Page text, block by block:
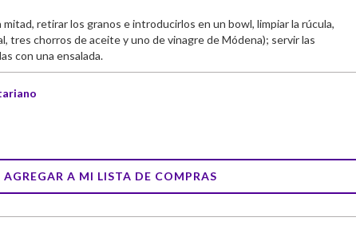
mitad, retirar los granos e introducirlos en un bowl, limpiar la rúcula,
tres chorros de aceite y uno de vinagre de Módena); servir las
con una ensalada.
AGREGAR A MI LISTA DE COMPRAS